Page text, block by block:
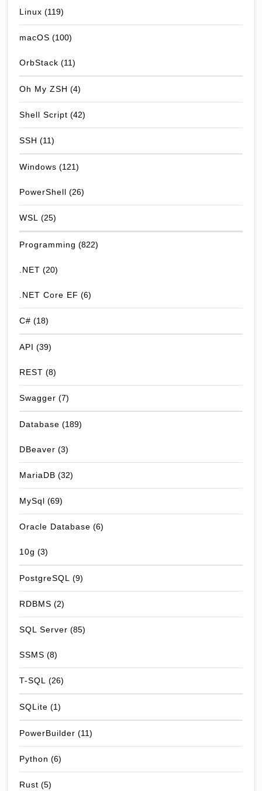
Linux (119)
macOS (100)
OrbStack (11)
Oh My ZSH (4)
Shell Script (42)
SSH (11)
Windows (121)
PowerShell (26)
WSL (25)
Programming (822)
.NET (20)
.NET Core EF (6)
C# (18)
API (39)
REST (8)
Swagger (7)
Database (189)
DBeaver (3)
MariaDB (32)
MySql (69)
Oracle Database (6)
10g (3)
PostgreSQL (9)
RDBMS (2)
SQL Server (85)
SSMS (8)
T-SQL (26)
SQLite (1)
PowerBuilder (11)
Python (6)
Rust (5)